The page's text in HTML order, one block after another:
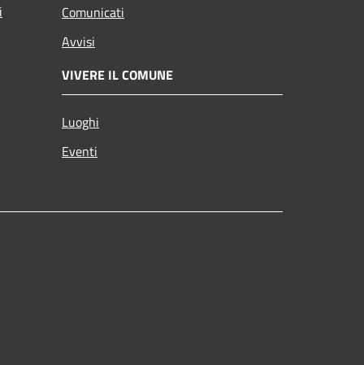
Comunicati
Avvisi
VIVERE IL COMUNE
Luoghi
Eventi